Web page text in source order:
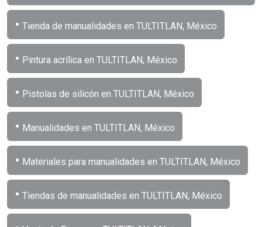
• Tienda de manualidades en TULTITLAN, México
• Pintura acrílica en TULTITLAN, México
• Pistolas de silicón en TULTITLAN, México
• Manualidades en TULTITLAN, México
• Materiales para manualidades en TULTITLAN, México
• Tiendas de manualidades en TULTITLAN, México